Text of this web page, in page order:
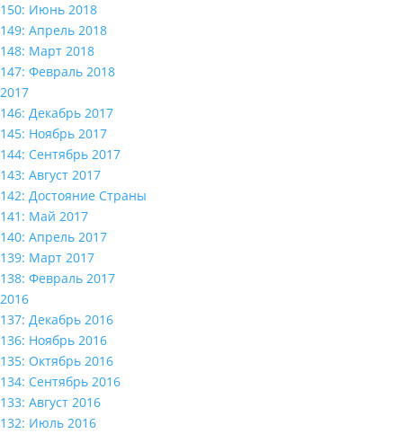
150: Июнь 2018
149: Апрель 2018
148: Март 2018
147: Февраль 2018
2017
146: Декабрь 2017
145: Ноябрь 2017
144: Сентябрь 2017
143: Август 2017
142: Достояние Страны
141: Май 2017
140: Апрель 2017
139: Март 2017
138: Февраль 2017
2016
137: Декабрь 2016
136: Ноябрь 2016
135: Октябрь 2016
134: Сентябрь 2016
133: Август 2016
132: Июль 2016